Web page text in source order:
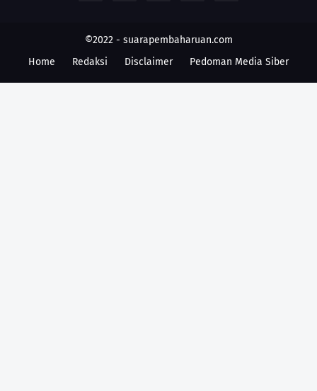
©2022 - suarapembaharuan.com
Home
Redaksi Disclaimer Pedoman Media Siber